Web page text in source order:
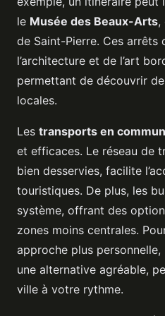
le Musée des Beaux-Arts,
de Saint-Pierre. Ces arrêts
l’architecture et de l’art
permettant de découvrir
locales.
Les transports en commun
et efficaces. Le réseau de
bien desservies, facilite
touristiques. De plus, les
système, offrant des
zones moins centrales.
approche plus
une alternative agréable,
ville à votre rythme.